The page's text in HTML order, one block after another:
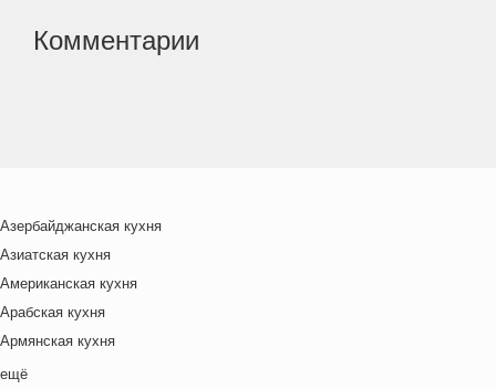
Комментарии
Азербайджанская кухня
Азиатская кухня
Американская кухня
Арабская кухня
Армянская кухня
Белорусская
ещё